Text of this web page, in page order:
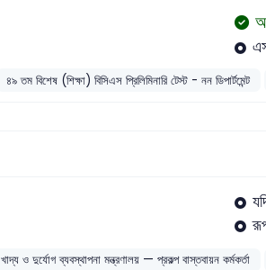
৪৯ তম বিশেষ (শিক্ষা) বিসিএস প্রিলিমিনারি টেস্ট - নন ডিপার্টমেন্ট
খাদ্য ও দুর্যোগ ব্যবস্থাপনা মন্ত্রণালয় — প্রকল্প বাস্তবায়ন কর্মকর্তা